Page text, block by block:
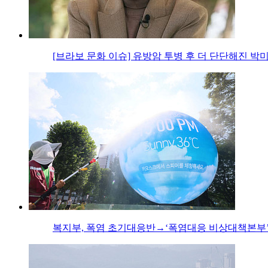
[브라보 문화 이슈] 유방암 투병 후 더 단단해진 박
복지부, 폭염 초기대응반→‘폭염대응 비상대책본부